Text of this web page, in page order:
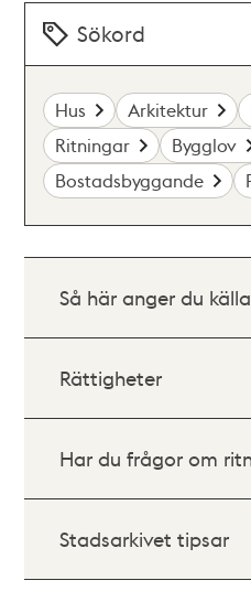
Sökord
Hus Arkitektur
Ritningar
Bygglov
Bostadsbyggande
Så här anger du
Rättigheter
Har du frågor om
Stadsarkivet tipsar